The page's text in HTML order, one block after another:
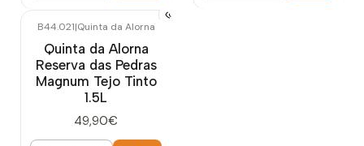
B44.021|Quinta da Alorna
Quinta da Alorna
Reserva das Pedras
Magnum Tejo Tinto
1.5L
49,90€